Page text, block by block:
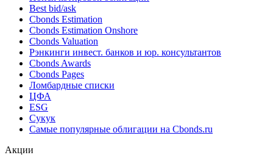
Поиск облигаций & Карты рынка
Поиск облигаций (ИИ)
Ближайшие размещения (Россия)
Поиск котировок облигаций
Best bid/ask
Cbonds Estimation
Cbonds Estimation Onshore
Cbonds Valuation
Рэнкинги инвест. банков и юр. консультантов
Cbonds Awards
Cbonds Pages
Ломбардные списки
ESG